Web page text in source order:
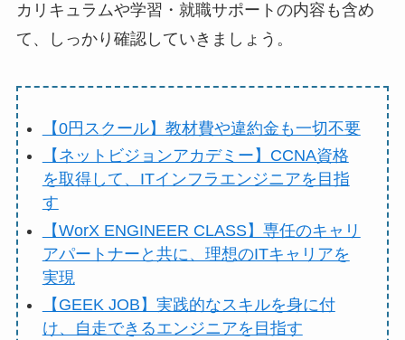
カリキュラムや学習・就職サポートの内容も含め
て、しっかり確認していきましょう。
【0円スクール】教材費や違約金も一切不要
【ネットビジョンアカデミー】CCNA資格
を取得して、ITインフラエンジニアを目指
す
【WorX ENGINEER CLASS】専任のキャリ
アパートナーと共に、理想のITキャリアを
実現
【GEEK JOB】実践的なスキルを身に付
け、自走できるエンジニアを目指す